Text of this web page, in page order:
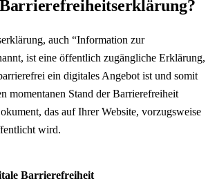
auch “Information zur
ist eine öffentlich zugängliche Erklärung,
ein digitales Angebot ist und somit
momentanen Stand der Barrierefreiheit
das auf Ihrer Website, vorzugsweise
wird.
Barrierefreiheit